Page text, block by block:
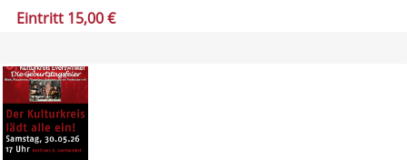
Eintritt 15,00 €